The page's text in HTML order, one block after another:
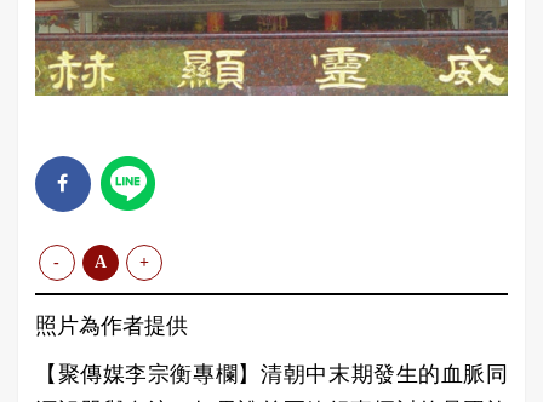
- A +
照片為作者提供
【聚傳媒李宗衡專欄】​​​清朝中末期發生的血脈同